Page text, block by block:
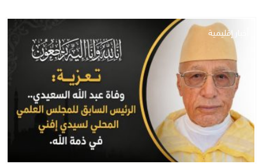
أخبار إقليمية